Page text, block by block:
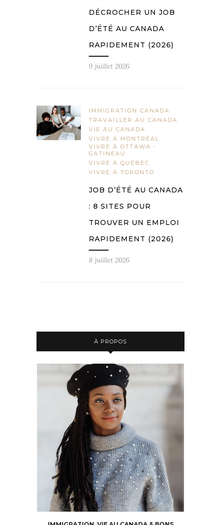
DÉCROCHER UN JOB
D’ÉTÉ AU CANADA
RAPIDEMENT (2026)
9 juillet 2026
IMMIGRATION CANADA
TRAVAILLER AU CANADA
VIE AU CANADA
VIVRE À MONTRÉAL
VIVRE À OTTAWA -
GATINEAU
VIVRE À QUÉBEC
VIVRE À TORONTO
JOB D’ÉTÉ AU CANADA
: 8 SITES POUR
TROUVER UN EMPLOI
RAPIDEMENT (2026)
8 juillet 2026
À PROPOS